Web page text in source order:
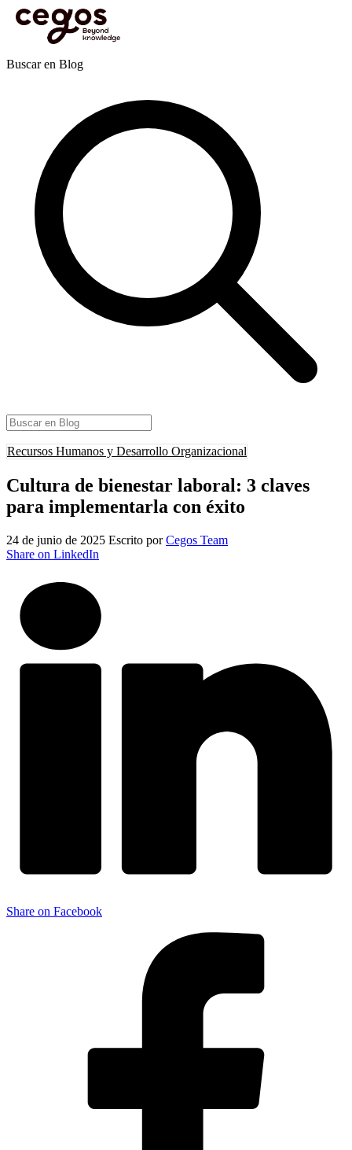
Skip to main content
Estás aquí:Inicio > Actualidades
Organizacional>Cultura de bienestar laboral: 3 claves para implementarla con éxito
Publicaciones
Buscar en Blog
Recursos Humanos y Desarrollo Organizacional
Cultura de bienestar laboral: 3 claves
para implementarla con éxito
24 de junio de 2025 Escrito porCegos Team
Share on LinkedIn
Share on Facebook